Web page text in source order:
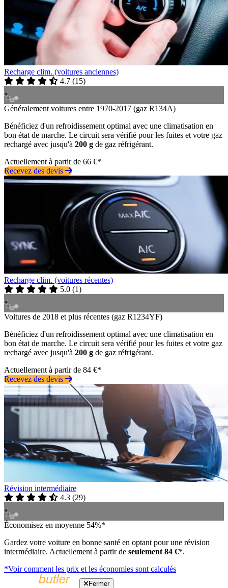
Recharge clim. (voitures anciennes)
4.7 (15)
Généralement voitures entre 1970-2017 (gaz R134A)
Bénéficiez d'un refroidissement optimal avec une climatisation en
bon état de marche. Le circuit sera vérifié pour les fuites et votre gaz
rechargé avec jusqu'à 200 g de gaz réfrigérant.
Actuellement à partir de 66 €*
Recevez des devis
Recharge clim. (voitures récentes)
5.0 (1)
Voitures de 2018 et plus récentes (gaz R1234YF)
Bénéficiez d'un refroidissement optimal avec une climatisation en
bon état de marche. Le circuit sera vérifié pour les fuites et votre gaz
rechargé avec jusqu'à 200 g de gaz réfrigérant.
Actuellement à partir de 84 €*
Recevez des devis
Révision intermédiaire
4.3 (29)
Économisez en moyenne 54%*
Gardez votre voiture en bonne santé en optant pour une révision
intermédiaire. Actuellement à partir de seulement 84 €*.
*Voir comment les prix et les économies sont calculés
Fermer